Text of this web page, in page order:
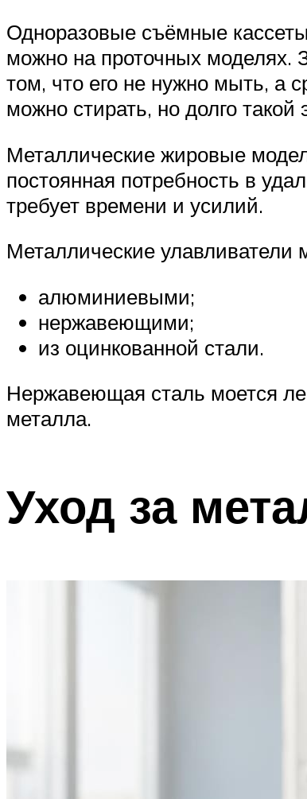
Одноразовые съёмные
можно на проточных моделях.
том, что его не нужно мыть, а
можно стирать, но долго
Металлические жировые
постоянная потребность в
требует времени и усилий.
Металлические улавливатели
алюминиевыми;
нержавеющими;
из оцинкованной стали.
Нержавеющая сталь моется
металла.
Уход за